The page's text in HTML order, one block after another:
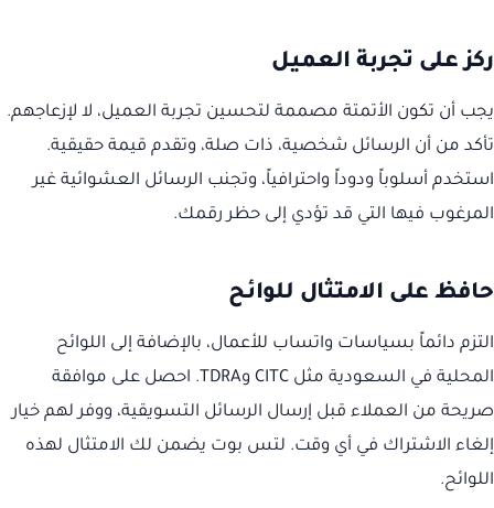
ركز على تجربة العميل
يجب أن تكون الأتمتة مصممة لتحسين تجربة العميل، لا لإزعاجهم.
تأكد من أن الرسائل شخصية، ذات صلة، وتقدم قيمة حقيقية.
استخدم أسلوباً ودوداً واحترافياً، وتجنب الرسائل العشوائية غير
المرغوب فيها التي قد تؤدي إلى حظر رقمك.
حافظ على الامتثال للوائح
التزم دائماً بسياسات واتساب للأعمال، بالإضافة إلى اللوائح
المحلية في السعودية مثل CITC وTDRA. احصل على موافقة
صريحة من العملاء قبل إرسال الرسائل التسويقية، ووفر لهم خيار
إلغاء الاشتراك في أي وقت. لتس بوت يضمن لك الامتثال لهذه
اللوائح.